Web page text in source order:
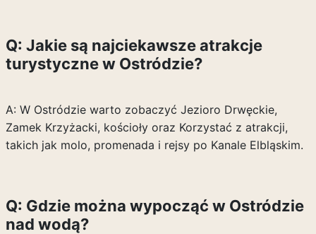
Q: Jakie są najciekawsze atrakcje
turystyczne w Ostródzie?
A: W Ostródzie warto zobaczyć Jezioro Drwęckie,
Zamek Krzyżacki, kościoły oraz Korzystać z atrakcji,
takich jak molo, promenada i rejsy po Kanale Elbląskim.
Q: Gdzie można wypocząć w Ostródzie
nad wodą?